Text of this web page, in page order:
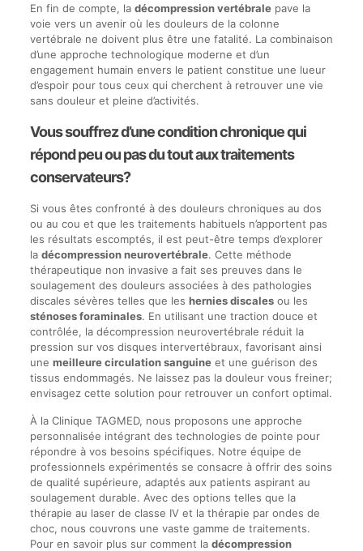
En fin de compte, la décompression vertébralepave la
voie vers un avenir où les douleurs de la colonne
vertébrale ne doivent plus être une fatalité. La combinaison
d’une approche technologique moderne et d’un
engagement humain envers le patient constitue une lueur
d’espoir pour tous ceux qui cherchent à retrouver une vie
sans douleur et pleine d’activités.
Vous souffrez d’une condition chronique qui
répond peu ou pas du tout aux traitements
conservateurs?
Si vous êtes confronté à des douleurs chroniques au dos
ou au cou et que les traitements habituels n’apportent pas
les résultats escomptés, il est peut-être temps d’explorer
la décompression neurovertébrale. Cette méthode
thérapeutique non invasive a fait ses preuves dans le
soulagement des douleurs associées à des pathologies
discales sévères telles que les hernies discalesou les
sténoses foraminales. En utilisant une traction douce et
contrôlée, la décompression neurovertébrale réduit la
pression sur vos disques intervertébraux, favorisant ainsi
une meilleure circulation sanguineet une guérison des
tissus endommagés. Ne laissez pas la douleur vous freiner;
envisagez cette solution pour retrouver un confort optimal.
À la Clinique TAGMED, nous proposons une approche
personnalisée intégrant des technologies de pointe pour
répondre à vos besoins spécifiques. Notre équipe de
professionnels expérimentés se consacre à offrir des soins
de qualité supérieure, adaptés aux patients aspirant au
soulagement durable. Avec des options telles que la
thérapie au laser de classe IV et la thérapie par ondes de
choc, nous couvrons une vaste gamme de traitements.
Pour en savoir plus sur comment la décompression